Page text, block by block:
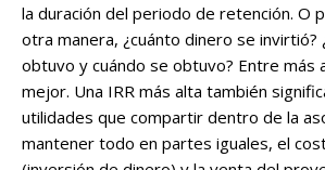
la duración del periodo de retención. O
otra manera, ¿cuánto dinero se invirtió?
obtuvo y cuándo se obtuvo? Entre más
mejor. Una IRR más alta también
utilidades que compartir dentro de la
mantener todo en partes iguales, el